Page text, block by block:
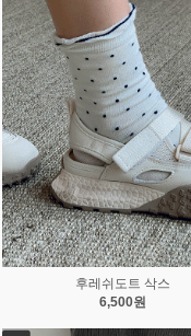
후레쉬도트 삭스
6,500원